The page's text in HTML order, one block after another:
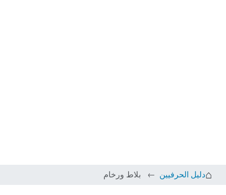
دليل الحرفيين بلاط ورخام